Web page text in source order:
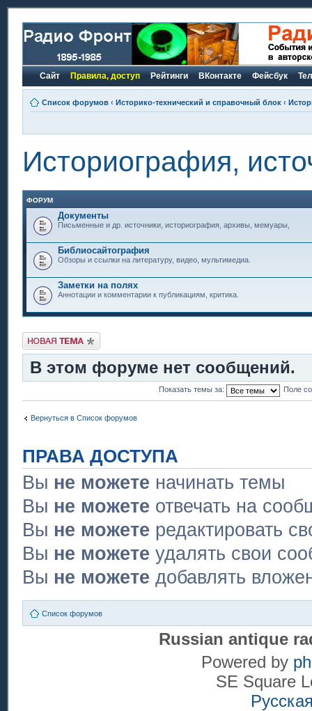
Сайт Правила, доступ Рейтинги ВКонтакте Фейсбук
Список форумов ‹ Историко-технический и справочный блок ‹
Историография,
ФОРУМ
Документы
Письменные и др. источники, историография, архивы, мемуары,
Библиосайтография
Обзоры и ссылки на литературу, видео, мультимедиа.
Заметки на полях
Аннотации и комментарии к публикациям, критика.
Новая тема
В этом форуме нет сообщений.
Показать темы за: Поле
Вернуться в Список форумов
ПРАВА ДОСТУПА
Вы не можете начинать темы
Вы не можете отвечать на
Вы не можете редактировать
Вы не можете удалять свои
Вы не можете добавлять
Список форумов
Russian antique
Powered by
SE Square